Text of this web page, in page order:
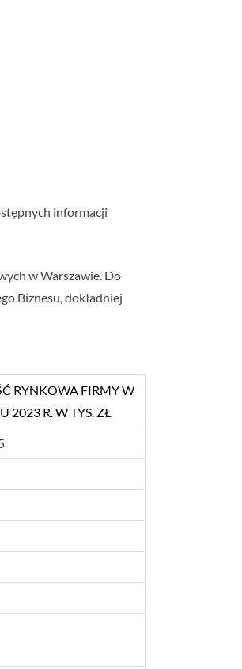
informacji
w Warszawie. Do
Biznesu, dokładniej
RYNKOWA FIRMY W
2023 R. W TYS. ZŁ